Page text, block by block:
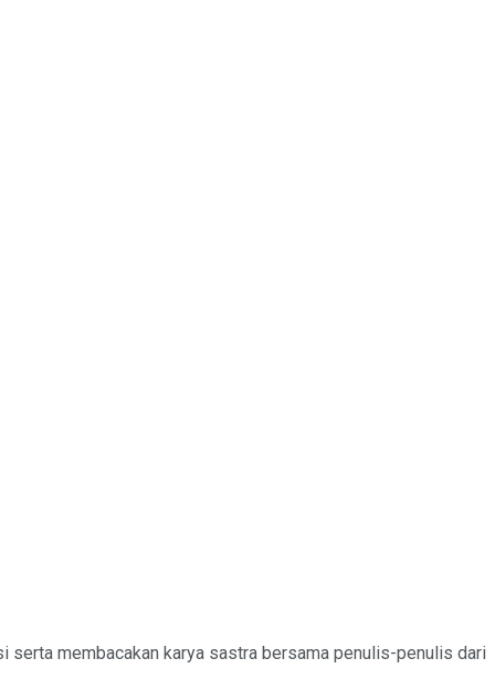
serta membacakan karya sastra bersama penulis-penulis dari